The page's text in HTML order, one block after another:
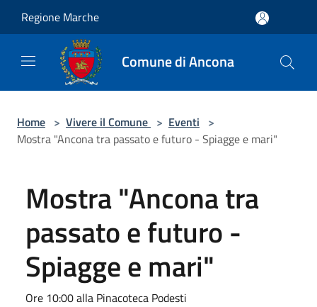
Regione Marche
Comune di Ancona
Home > Vivere il Comune > Eventi >
Mostra "Ancona tra passato e futuro - Spiagge e mari"
Mostra "Ancona tra
passato e futuro -
Spiagge e mari"
Ore 10:00 alla Pinacoteca Podesti